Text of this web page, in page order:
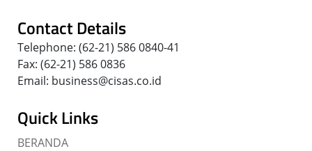
Contact Details
Telephone: (62-21) 586 0840-41
Fax: (62-21) 586 0836
Email: business@cisas.co.id
Quick Links
BERANDA